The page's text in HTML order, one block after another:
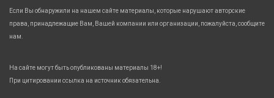
Если Вы обнаружили на нашем сайте материалы, которые нарушают авторские
права, принадлежащие Вам, Вашей компании или организации, пожалуйста, сообщите
нам.
На сайте могут быть опубликованы материалы 18+!
При цитировании ссылка на источник обязательна.